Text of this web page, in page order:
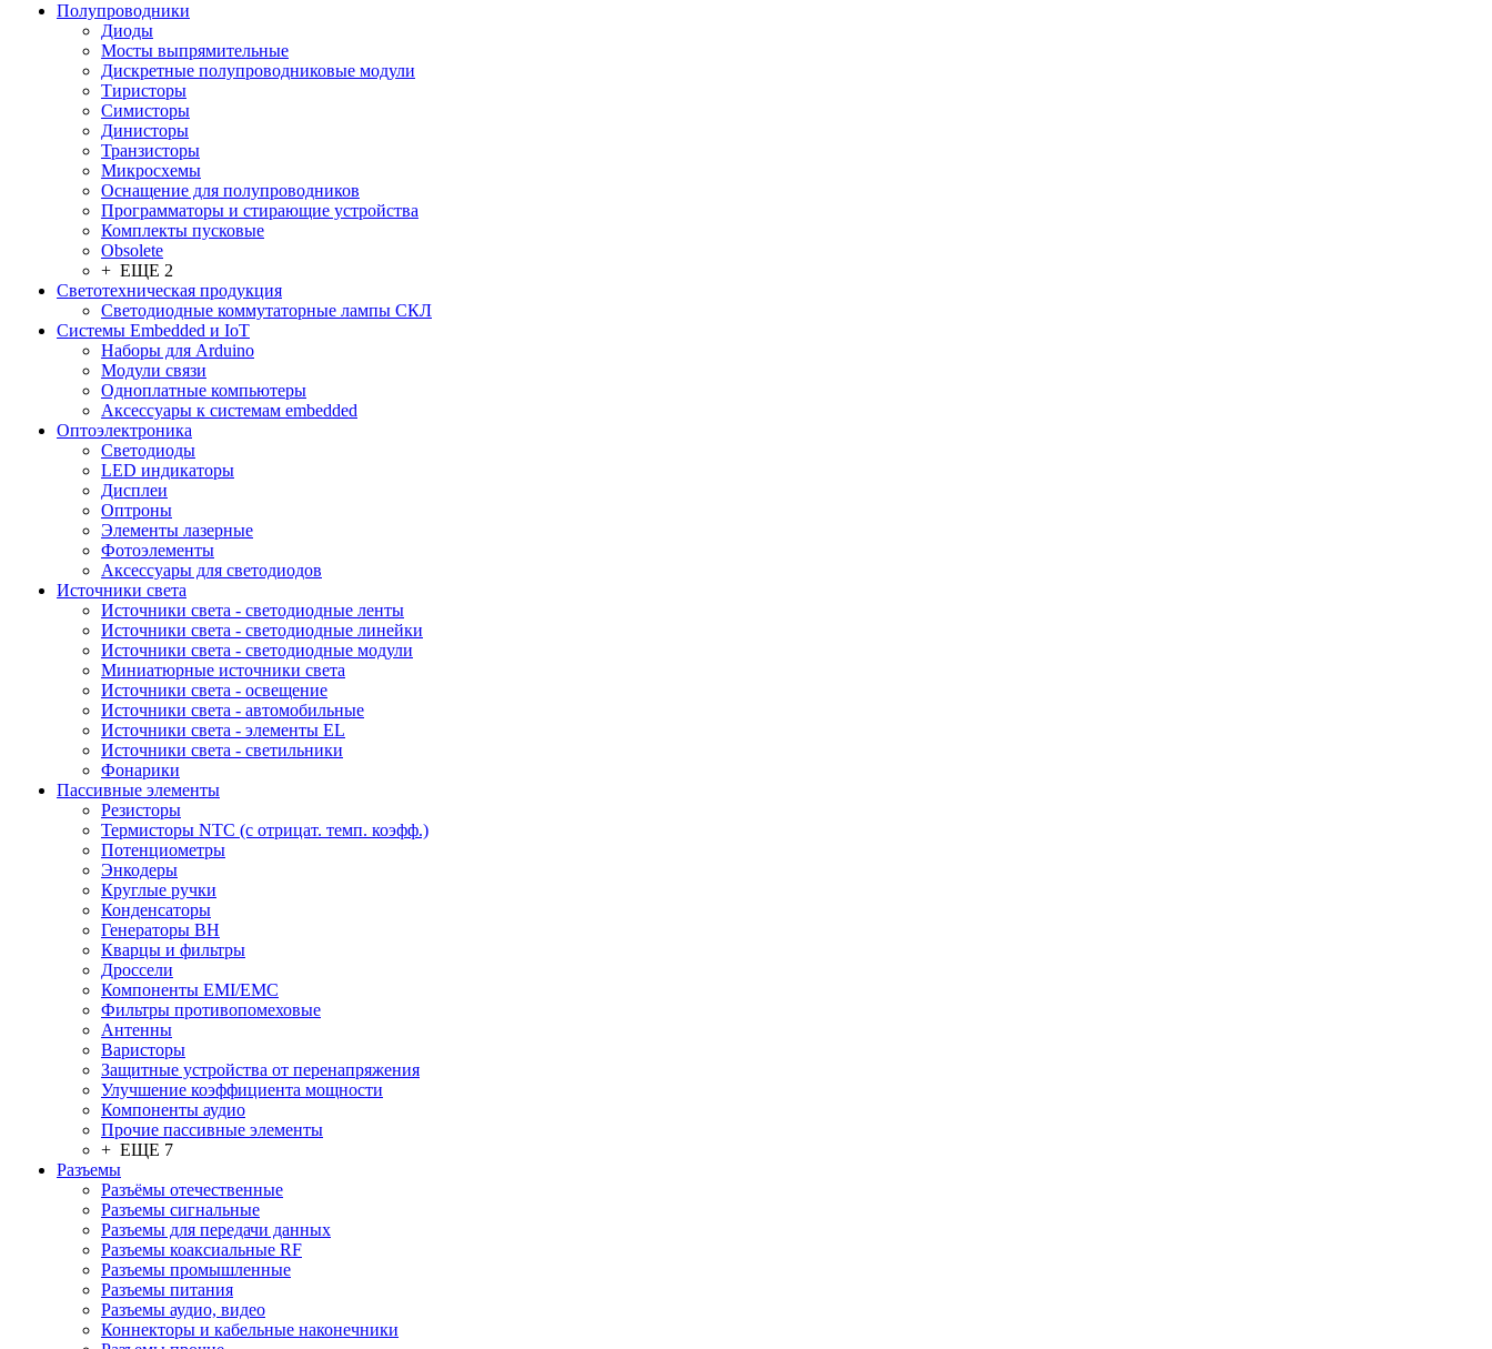
Полупроводники
Диоды
Мосты выпрямительные
Дискретные полупроводниковые модули
Тиристоры
Симисторы
Динисторы
Транзисторы
Микросхемы
Оснащение для полупроводников
Программаторы и стирающие устройства
Комплекты пусковые
Obsolete
+ ЕЩЕ 2
Светотехническая продукция
Светодиодные коммутаторные лампы СКЛ
Системы Embedded и IoT
Наборы для Arduino
Модули связи
Одноплатные компьютеры
Аксессуары к системам embedded
Oптоэлектроника
Светодиоды
LED индикаторы
Дисплеи
Оптроны
Элементы лазерные
Фотоэлементы
Аксессуары для светодиодов
Источники света
Источники света - светодиодные ленты
Источники света - светодиодные линейки
Источники света - светодиодные модули
Миниатюрные источники света
Источники света - освещение
Источники света - автомобильные
Источники света - элементы EL
Источники света - светильники
Фонарики
Пассивные элементы
Резисторы
Термисторы NTC (с отрицат. темп. коэфф.)
Потенциометры
Энкодеры
Круглые ручки
Конденсаторы
Генераторы ВН
Кварцы и фильтры
Дроссели
Компоненты EMI/EMC
Фильтры противопомеховые
Антенны
Варисторы
Защитные устройства от перенапряжения
Улучшение коэффициента мощности
Компоненты аудио
Прочие пассивные элементы
+ ЕЩЕ 7
Разъeмы
Разъёмы отечественные
Разъeмы сигнальные
Разъeмы для передачи данных
Разъeмы коаксиальные RF
Разъeмы промышленные
Разъeмы питания
Разъeмы аудио, видео
Коннекторы и кабельные наконечники